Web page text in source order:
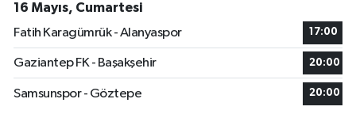
16 Mayıs, Cumartesi
Fatih Karagümrük - Alanyaspor
17:00
Gaziantep FK - Başakşehir 20:00
Samsunspor - Göztepe 20:00